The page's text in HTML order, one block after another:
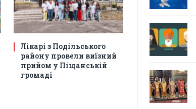
Лікарі з Подільського
району провели виїзний
прийом у Піщанській
громаді